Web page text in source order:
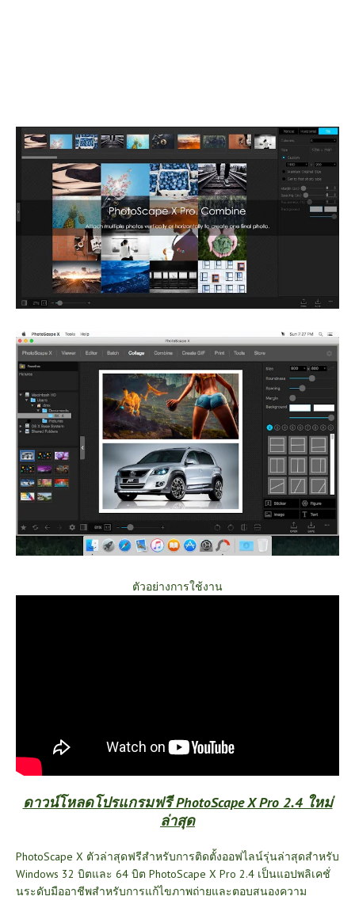
ตัวอย่างการใช้งาน
ดาวน์โหลดโปรแกรมฟรี PhotoScape X Pro 2.4 ใหม่
ล่าสุด
PhotoScape X ตัวล่าสุดฟรีสำหรับการติดตั้งออฟไลน์รุ่นล่าสุดสำหรับ
Windows 32 บิตและ 64 บิต PhotoScape X Pro 2.4 เป็นแอปพลิเคชั่
นระดับมืออาชีพสำหรับการแก้ไขภาพถ่ายและตอบสนองความ